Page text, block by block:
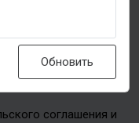
Обновить
соглашения и